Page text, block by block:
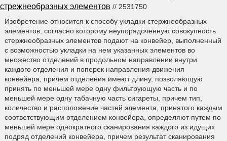
стрежнеобразных элементов // 2531750
Изобретение относится к способу укладки стержнеобразных
элементов, согласно которому неупорядоченную совокупность
стержнеобразных элементов подают на конвейер, выполненный
с возможностью укладки на нем указанных элементов во
множество отделений в продольном направлении внутри
каждого отделения и поперек направления движения
конвейера, причем отделения имеют длину, позволяющую
принять по меньшей мере одну фильтрующую часть и по
меньшей мере одну табачную часть сигареты, причем тип,
количество и расположение частей элемента, принятого каждым
соответствующим отделением конвейера, определяют путем по
меньшей мере однократного сканирования каждого из идущих
подряд отделений конвейера, причем результат сканирования